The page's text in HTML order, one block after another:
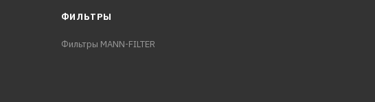
ФИЛЬТРЫ
Фильтры MANN-FILTER